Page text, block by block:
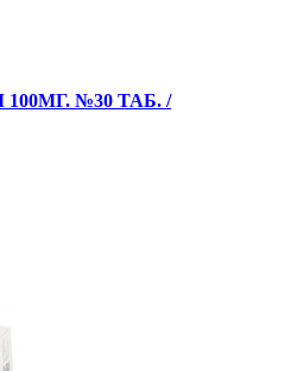
№30 ТАБ. /